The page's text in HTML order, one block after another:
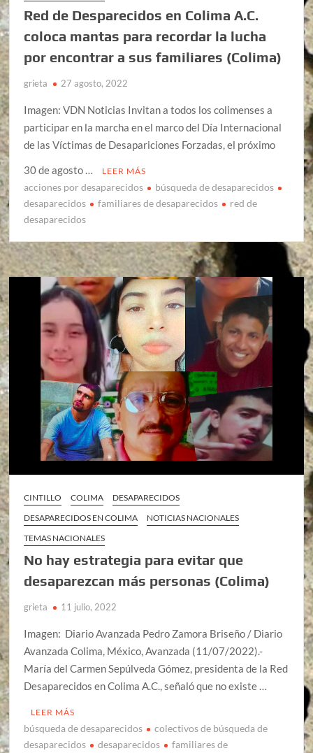
Red de Desparecidos en Colima A.C.
coloca mantas para recordar la lucha
por encontrar a sus familiares (Colima)
grieta 27 agosto, 2022
Imagen: VDN Noticias Invitan a todos los colimenses a
participar en la marcha en el marco del Día Internacional
de las Víctimas de Desapariciones Forzadas, el próximo
30 de agosto …
LEER MÁS
acciones por desaparecidos
búsqueda de desaparecidos
desaparecidos
familiares de desaparecidos
red de
desaparecidos
CINTILLO COLIMA
DESAPARECIDOS
DESAPARECIDOS EN COLIMA
NOTICIAS NACIONALES
TEMAS NACIONALES
No hay estrategia para evitar que
desaparezcan más personas (Colima)
grieta 11 julio, 2022
Imagen: Diario Avanzada Pedro Zamora Briseño / Diario
Avanzada Colima, México, Avanzada (11/07/2022).-
María del Carmen Sepúlveda Gómez, presidenta de la Red
Desaparecidos en Colima A.C., señaló que no existe …
LEER MÁS
búsqueda de desaparecidos
colectivos de búsqueda de
desaparecidos
desaparecidos
familiares de